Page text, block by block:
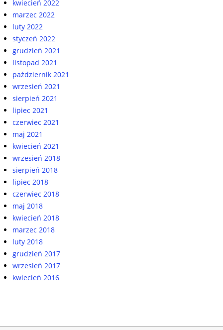
kwiecień 2022
marzec 2022
luty 2022
styczeń 2022
grudzień 2021
listopad 2021
październik 2021
wrzesień 2021
sierpień 2021
lipiec 2021
czerwiec 2021
maj 2021
kwiecień 2021
wrzesień 2018
sierpień 2018
lipiec 2018
czerwiec 2018
maj 2018
kwiecień 2018
marzec 2018
luty 2018
grudzień 2017
wrzesień 2017
kwiecień 2016